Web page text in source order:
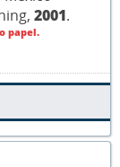
2001.
papel.